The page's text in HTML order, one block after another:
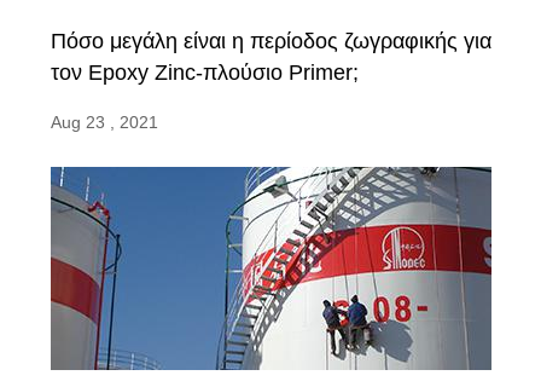
Πόσο μεγάλη είναι η περίοδος ζωγραφικής για
τον Epoxy Zinc-πλούσιο Primer;
Aug 23 , 2021